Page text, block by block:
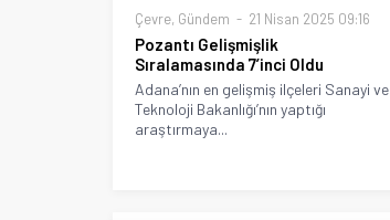
Çevre, Gündem 21 Nisan 2025 09:16
Pozantı Gelişmişlik
Sıralamasında 7’inci Oldu
Adana’nın en gelişmiş ilçeleri Sanayi ve
Teknoloji Bakanlığı’nın yaptığı
araştırmaya...